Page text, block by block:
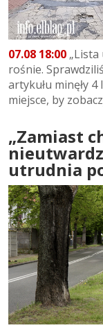
07.08 18:00
rośnie.
artykułu minęły
miejsce, by
„Zamiast
utrudnia